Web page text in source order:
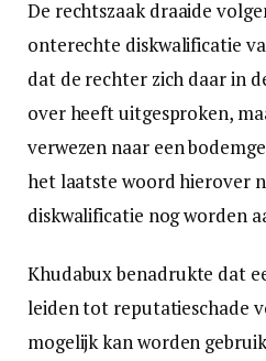
De rechtszaak draaide
onterechte diskwalificatie
dat de rechter zich daar in
over heeft uitgesproken,
verwezen naar een
het laatste woord hierover
diskwalificatie nog worden
Khudabux benadrukte dat
leiden tot reputatieschade
mogelijk kan worden